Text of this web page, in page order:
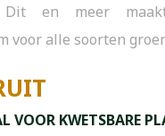
Dit en meer
voor alle soorten
VOOR KWETSBARE